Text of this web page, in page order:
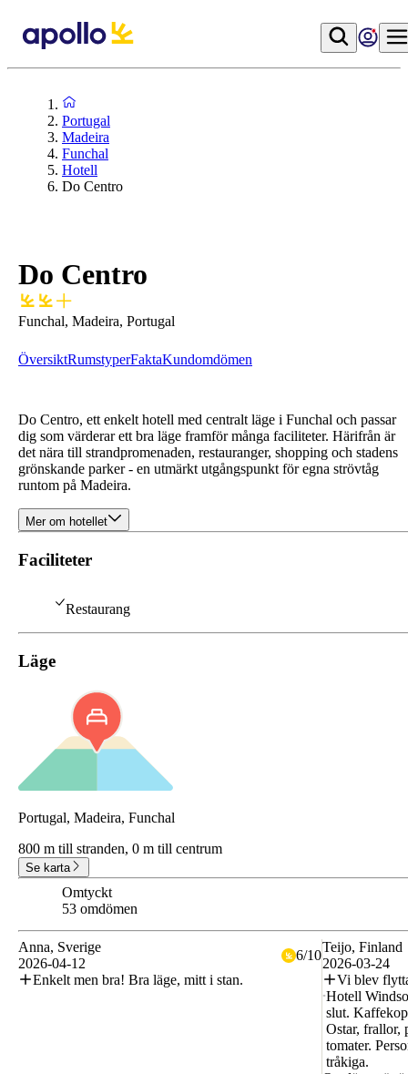
Portugal
Madeira
Funchal
Hotell
Do Centro
Do Centro
Funchal, Madeira, Portugal
ÖversiktRumstyperFaktaKundomdömen
Do Centro, ett enkelt hotell med centralt läge i Funchal och passar
dig som värderar ett bra läge framför många faciliteter. Härifrån är
det nära till strandpromenaden, restauranger, shopping och stadens
grönskande parker - en utmärkt utgångspunkt för egna strövtåg
runtom på Madeira.
Mer om hotellet
Faciliteter
Restaurang
Läge
Portugal, Madeira, Funchal
800 m till stranden, 0 m till centrum
Se karta
Omtyckt
53 omdömen
Anna, Sverige
2026-04-12
6/10
Enkelt men bra! Bra läge, mitt i stan.
Teijo, Finland
2026-03-24
Vi blev
Hotell
slut.
Ostar, frallor,
tomater.
tråkiga.